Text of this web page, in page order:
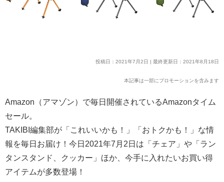
投稿日：2021年7月2日 | 最終更新日：2021年8月18日
本記事は一部にプロモーションを含みます
Amazon（アマゾン）で毎日開催されているAmazonタイム
セール。
TAKIBI編集部が「これいいかも！」「おトクかも！」な情
報を毎日お届け！今日2021年7月2日は「チェア」や「ラン
タンスタンド、クッカー」ほか、今手に入れたいお買い得
アイテムが多数登場！